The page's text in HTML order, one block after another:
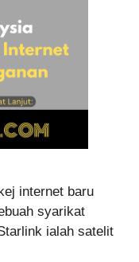
internet baru
syarikat
ialah satelit